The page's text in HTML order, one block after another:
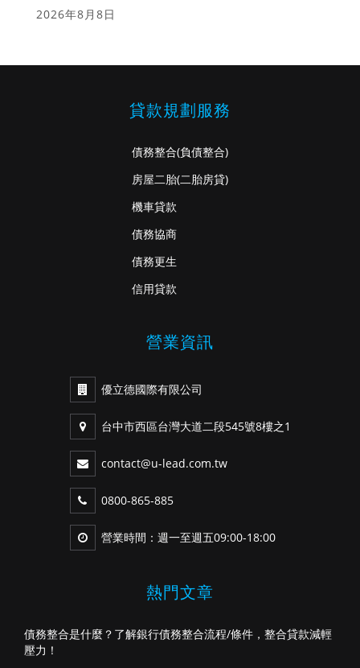
2026年8月8日
貸款規劃服務
債務整合(負債整合)
房屋二胎(二胎房貸)
機車貸款
債務協商
債務更生
信用貸款
營業資訊
優立德國際有限公司
台中市西區台灣大道二段545號8樓之1
contact@u-lead.com.tw
0800-865-885
營業時間：週一至週五09:00-18:00
熱門文章
債務整合是什麼？了解銀行債務整合流程/條件，整合貸款減輕
壓力！